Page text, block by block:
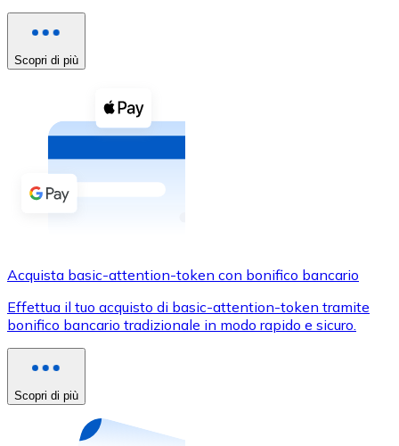
Buoni cripto
Acquista criptovalute in contanti e altri mezzi di
Bonifico SEPA
Acquista con bonifico bancario
Acquista con carta
Negozio - Carte regalo
Nuovo
Vai al negozio di carte regalo
Scopri di più
Acquista basic-attention-token con bonifico bancario
Effettua il tuo acquisto di basic-attention-token tramite
bonifico bancario tradizionale in modo rapido e sicuro.
Scopri di più